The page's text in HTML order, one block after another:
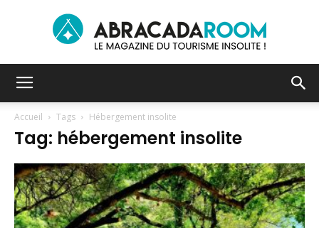
du
Accueil Tags Hébergement insolite
Tag: hébergement insolite